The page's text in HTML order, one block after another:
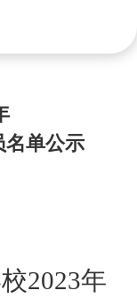
单公示
2023年